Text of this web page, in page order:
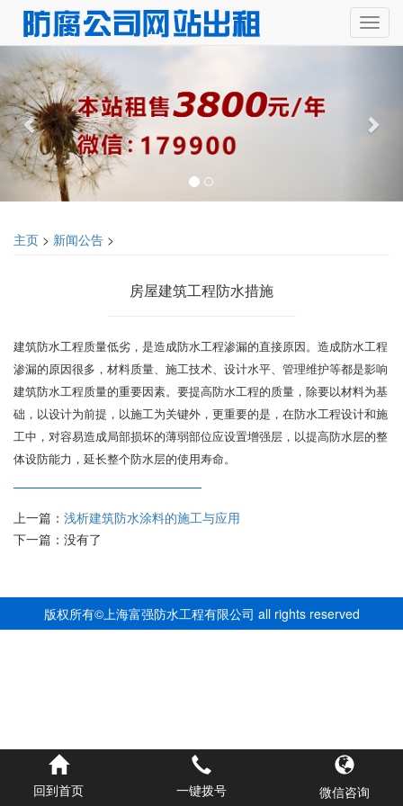
主页 > 新闻公告 >
房屋建筑工程防水措施
建筑防水工程质量低劣，是造成防水工程渗漏的直接原因。造成防水工程
渗漏的原因很多，材料质量、施工技术、设计水平、管理维护等都是影响
建筑防水工程质量的重要因素。要提高防水工程的质量，除要以材料为基
础，以设计为前提，以施工为关键外，更重要的是，在防水工程设计和施
工中，对容易造成局部损坏的薄弱部位应设置增强层，以提高防水层的整
体设防能力，延长整个防水层的使用寿命。
上一篇： 浅析建筑防水涂料的施工与应用
下一篇：没有了
版权所有©上海富强防水工程有限公司 all rights reserved
回到首页 一键拨号 微信咨询